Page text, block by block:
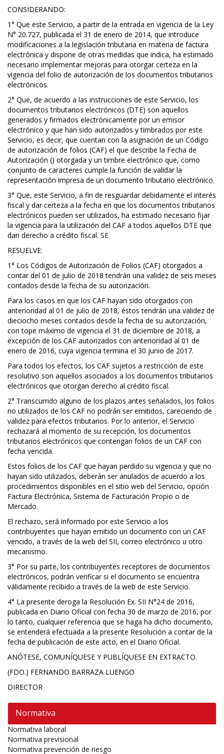
CONSIDERANDO:
1° Que este Servicio, a partir de la entrada en vigencia de la Ley
N° 20.727, publicada el 31 de enero de 2014, que introduce
modificaciones a la legislación tributaria en materia de factura
electrónica y dispone de otras medidas que indica, ha estimado
necesario implementar mejoras para otorgar certeza en la
vigencia del folio de autorización de los documentos tributarios
electrónicos.
2° Que, de acuerdo a las instrucciones de este Servicio, los
documentos tributarios electrónicos (DTE) son aquellos
generados y firmados electrónicamente por un emisor
electrónico y que han sido autorizados y timbrados por este
Servicio, es decir, que cuentan con la asignación de un Código
de autorización de folios (CAF) el que describe la Fecha de
Autorización () otorgada y un timbre electrónico que, como
conjunto de caracteres cumple la función de validar la
representación impresa de un documento tributario electrónico.
3° Que, este Servicio, a fin de resguardar debidamente el interés
fiscal y dar certeza a la fecha en que los documentos tributarios
electrónicos pueden ser utilizados, ha estimado necesario fijar
la vigencia para la utilización del CAF a todos aquellos DTE que
dan derecho a crédito fiscal. SE
RESUELVE:
1° Los Códigos de Autorización de Folios (CAF) otorgados a
contar del 01 de julio de 2018 tendrán una validez de seis meses
contados desde la fecha de su autorización.
Para los casos en que los CAF hayan sido otorgados con
anterioridad al 01 de julio de 2018, éstos tendrán una validez de
dieciocho meses contados desde la fecha de su autorización,
con tope máximo de vigencia el 31 de diciembre de 2018, a
excepción de los CAF autorizados con anterioridad al 01 de
enero de 2016, cuya vigencia termina el 30 junio de 2017.
Para todos los efectos, los CAF sujetos a restricción de este
resolutivo son aquellos asociados a los documentos tributarios
electrónicos que otorgan derecho al crédito fiscal.
2° Transcurrido alguno de los plazos antes señalados, los folios
no utilizados de los CAF no podrán ser emitidos, careciendo de
validez para efectos tributarios. Por lo anterior, el Servicio
rechazará al momento de su recepción, los documentos
tributarios electrónicos que contengan folios de un CAF con
fecha vencida.
Estos folios de los CAF que hayan perdido su vigencia y que no
hayan sido utilizados, deberán ser anulados de acuerdo a los
procedimientos disponibles en el sitio web del Servicio, opción
Factura Electrónica, Sistema de Facturación Propio o de
Mercado.
El rechazo, será informado por este Servicio a los
contribuyentes que hayan emitido un documento con un CAF
vencido, a través de la web del SII, correo electrónico u otro
mecanismo.
3° Por su parte, los contribuyentes receptores de documentos
electrónicos, podrán verificar si el documento se encuentra
válidamente recibido a través de la web de este Servicio.
4° La presente deroga la Resolución Ex. SII N°24 de 2016,
publicada en Diario Oficial con fecha 30 de marzo de 2016, por
lo tanto, cualquier referencia que se haga ha dicho documento,
se entenderá efectuada a la presente Resolución a contar de la
fecha de publicación de este acto, en el Diario Oficial.
ANÓTESE, COMUNÍQUESE Y PUBLÍQUESE EN EXTRACTO.
(FDO.) FERNANDO BARRAZA LUENGO
DIRECTOR
Normativa
Normativa laboral
Normativa previsional
Normativa prevención de riesgo